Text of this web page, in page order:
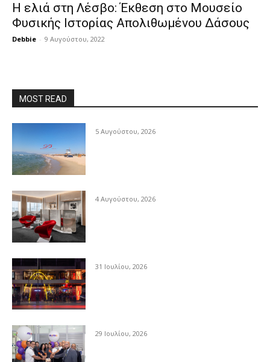
Η ελιά στη Λέσβο: Έκθεση στο Μουσείο
Φυσικής Ιστορίας Απολιθωμένου Δάσους
Debbie - 9 Αυγούστου, 2022
MOST READ
5 Αυγούστου, 2026
4 Αυγούστου, 2026
31 Ιουλίου, 2026
29 Ιουλίου, 2026